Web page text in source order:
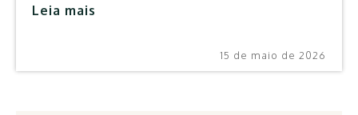
Leia mais
15 de maio de 2026